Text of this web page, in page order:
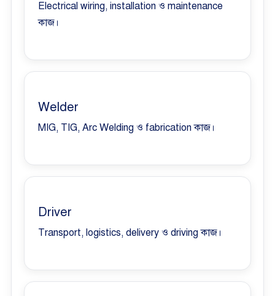
Electrical wiring, installation ও maintenance
কাজ।
Welder
MIG, TIG, Arc Welding ও fabrication কাজ।
Driver
Transport, logistics, delivery ও driving কাজ।